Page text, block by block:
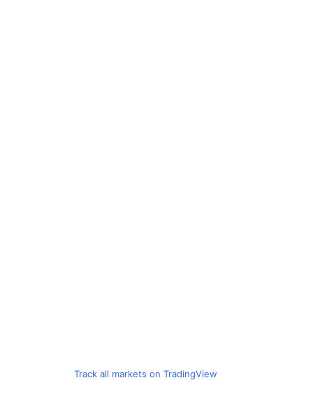
Track all markets on TradingView